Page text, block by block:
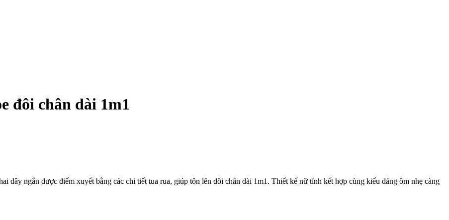
đôi chân dài 1m1
dây ngắn được điểm xuyết bằng các chi tiết tua rua, giúp tôn lên đôi chân dài 1m1. Thiết kế nữ tính kết hợp cùng kiểu dáng ôm nhẹ càng